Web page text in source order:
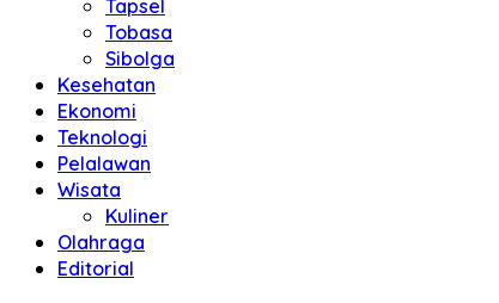
Tapsel
Tobasa
Sibolga
Kesehatan
Ekonomi
Teknologi
Pelalawan
Wisata
Kuliner
Olahraga
Editorial